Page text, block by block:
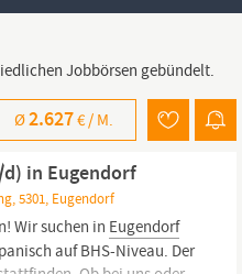
Jobbörsen gebündelt.
Ø2.627€ / M.
in Eugendorf
5301, Eugendorf
Wir suchen in Eugendorf
auf BHS-Niveau. Der